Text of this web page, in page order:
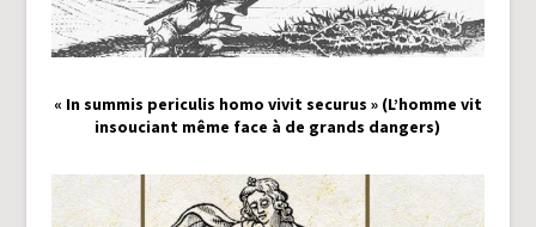
« In summis periculis homo vivit securus » (L’homme vit
insouciant même face à de grands dangers)